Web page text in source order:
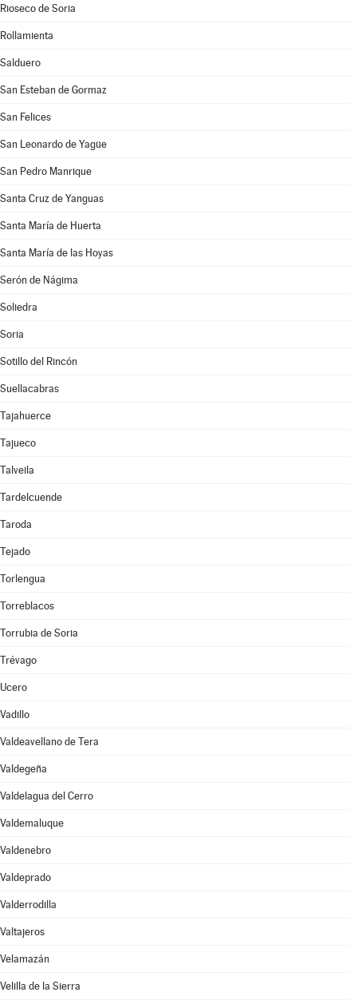
Rioseco de Soria
Rollamienta
Salduero
San Esteban de Gormaz
San Felices
San Leonardo de Yagüe
San Pedro Manrique
Santa Cruz de Yanguas
Santa María de Huerta
Santa María de las Hoyas
Serón de Nágima
Soliedra
Soria
Sotillo del Rincón
Suellacabras
Tajahuerce
Tajueco
Talveila
Tardelcuende
Taroda
Tejado
Torlengua
Torreblacos
Torrubia de Soria
Trévago
Ucero
Vadillo
Valdeavellano de Tera
Valdegeña
Valdelagua del Cerro
Valdemaluque
Valdenebro
Valdeprado
Valderrodilla
Valtajeros
Velamazán
Velilla de la Sierra